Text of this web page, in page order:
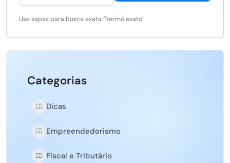
Use aspas para busca exata: "termo exato"
Categorias
Dicas
Empreendedorismo
Fiscal e Tributário